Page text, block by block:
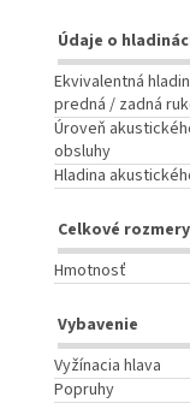
Údaje o
Ekvivalentná
predná / zadná
Úroveň
obsluhy
Hladina
Celkové rozmery
Hmotnosť
Vybavenie
Vyžínacia hlava
Popruhy